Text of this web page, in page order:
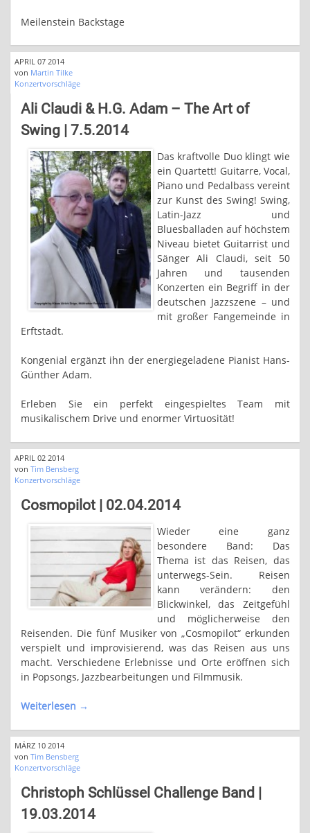
Meilenstein Backstage
APRIL 07 2014
von Martin Tilke
Konzertvorschläge
Ali Claudi & H.G. Adam – The Art of
Swing | 7.5.2014
Das kraftvolle Duo klingt wie
ein Quartett! Guitarre, Vocal,
Piano und Pedalbass vereint
zur Kunst des Swing! Swing,
Latin-Jazz und
Bluesballaden auf höchstem
Niveau bietet Guitarrist und
Sänger Ali Claudi, seit 50
Jahren und tausenden
Konzerten ein Begriff in der
deutschen Jazzszene – und
mit großer Fangemeinde in
Erftstadt.
Kongenial ergänzt ihn der energiegeladene Pianist Hans-
Günther Adam.
Erleben Sie ein perfekt eingespieltes Team mit
musikalischem Drive und enormer Virtuosität!
APRIL 02 2014
von Tim Bensberg
Konzertvorschläge
Cosmopilot | 02.04.2014
Wieder eine ganz
besondere Band: Das
Thema ist das Reisen, das
unterwegs-Sein. Reisen
kann verändern: den
Blickwinkel, das Zeitgefühl
und möglicherweise den
Reisenden. Die fünf Musiker von „Cosmopilot“ erkunden
verspielt und improvisierend, was das Reisen aus uns
macht. Verschiedene Erlebnisse und Orte eröffnen sich
in Popsongs, Jazzbearbeitungen und Filmmusik.
Weiterlesen →
MÄRZ 10 2014
von Tim Bensberg
Konzertvorschläge
Christoph Schlüssel Challenge Band |
19.03.2014